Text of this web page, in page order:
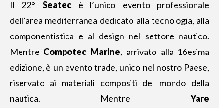
Il 22° Seatecè l’unico evento professionale
dell’area mediterranea dedicato alla tecnologia, alla
componentistica e al design nel settore nautico.
Mentre Compotec Marine, arrivato alla 16esima
edizione, è un evento trade, unico nel nostro Paese,
riservato ai materiali compositi del mondo della
nautica. Mentre Yare